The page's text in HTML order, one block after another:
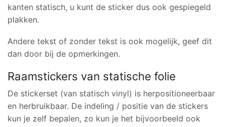
kanten statisch, u kunt de sticker dus ook gespiegeld
plakken.
Andere tekst of zonder tekst is ook mogelijk, geef dit
dan door bij de opmerkingen.
Raamstickers van statische folie
De stickerset (van statisch vinyl) is herpositioneerbaar
en herbruikbaar. De indeling / positie van de stickers
kun je zelf bepalen, zo kun je het bijvoorbeeld ook